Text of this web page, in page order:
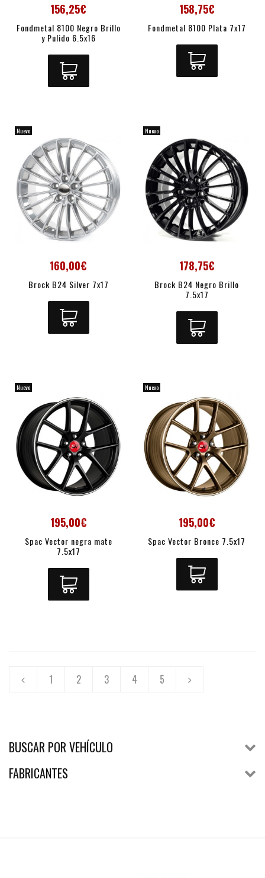
156,25€
Fondmetal 8100 Negro Brillo
y Pulido 6.5x16
158,75€
Fondmetal 8100 Plata 7x17
Nuevo
160,00€
Brock B24 Silver 7x17
Nuevo
178,75€
Brock B24 Negro Brillo
7.5x17
Nuevo
195,00€
Spac Vector negra mate
7.5x17
Nuevo
195,00€
Spac Vector Bronce 7.5x17
1 2 3 4 5
BUSCAR POR VEHÍCULO
FABRICANTES